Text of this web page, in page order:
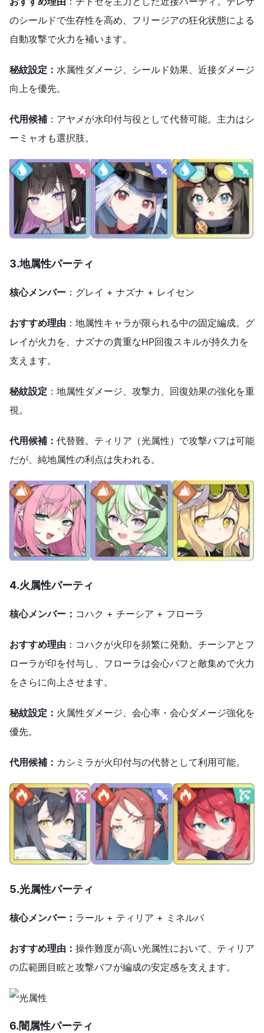
のシールドで生存性を高め、フリージアの狂化状態による
自動攻撃で火力を補います。
秘紋設定： 水属性ダメージ、シールド効果、近接ダメージ
向上を優先。
代用候補 ：アヤメが水印付与役として代替可能。主力はシ
ーミャオも選択肢。
3.地属性パーティ
核心メンバー ：グレイ + ナズナ + レイセン
おすすめ理由 ：地属性キャラが限られる中の固定編成。グ
レイが火力を、ナズナの貴重なHP回復スキルが持久力を
支えます。
秘紋設定 ：地属性ダメージ、攻撃力、回復効果の強化を重
視。
代用候補： 代替難。ティリア（光属性）で攻撃バフは可能
だが、純地属性の利点は失われる。
4.火属性パーティ
核心メンバー： コハク + チーシア + フローラ
おすすめ理由 ：コハクが火印を頻繁に発動。チーシアとフ
ローラが印を付与し、フローラは会心バフと敵集めで火力
をさらに向上させます。
秘紋設定： 火属性ダメージ、会心率・会心ダメージ強化を
優先。
代用候補： カシミラが火印付与の代替として利用可能。
5.光属性パーティ
核心メンバー： ラール + ティリア + ミネルバ
おすすめ理由： 操作難度が高い光属性において、ティリア
の広範囲目眩と攻撃バフが編成の安定感を支えます。
6.闇属性パーティ